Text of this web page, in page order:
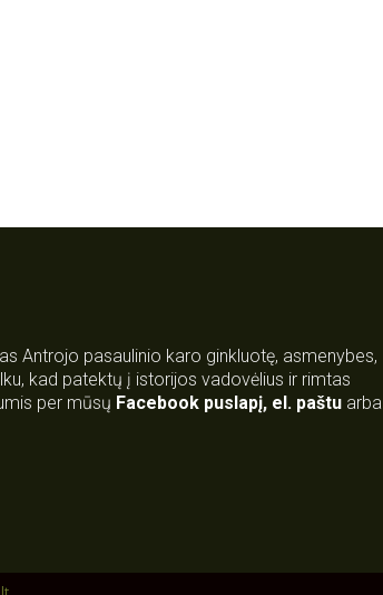
Antrojo pasaulinio karo ginkluotę, asmenybes,
kad patektų į istorijos vadovėlius ir rimtas
per mūsų Facebook puslapį, el. paštu arba